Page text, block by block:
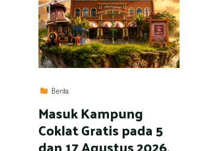
Berita
Masuk Kampung
Coklat Gratis pada 5